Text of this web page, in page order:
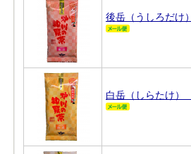
後岳（うしろだ
白岳（しらたけ